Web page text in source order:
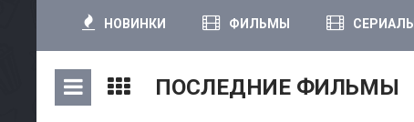
НОВИНКИ ФИЛЬМЫ СЕРИАЛЫ
ПОСЛЕДНИЕ ФИЛЬМЫ